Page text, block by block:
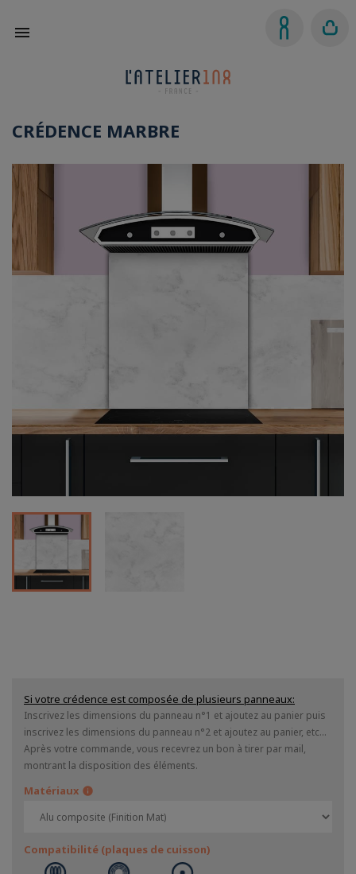

CRÉDENCE MARBRE
Si votre crédence est composée de plusieurs panneaux:
Inscrivez les dimensions du panneau n°1 et ajoutez au panier puis
inscrivez les dimensions du panneau n°2 et ajoutez au panier, etc...
Après votre commande, vous recevrez un bon à tirer par mail,
montrant la disposition des éléments.
Matériaux info
Compatibilité (plaques de cuisson)